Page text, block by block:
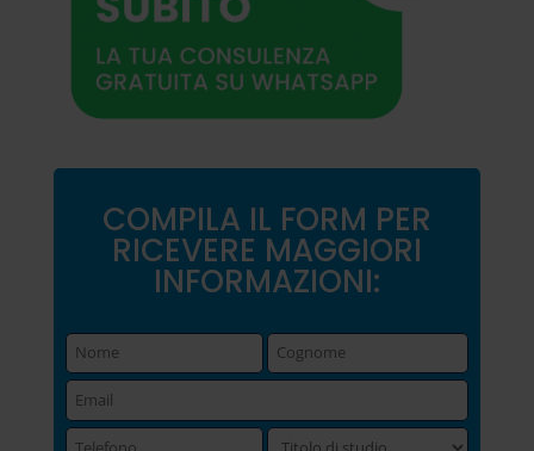
COMPILA IL FORM PER
RICEVERE MAGGIORI
INFORMAZIONI: